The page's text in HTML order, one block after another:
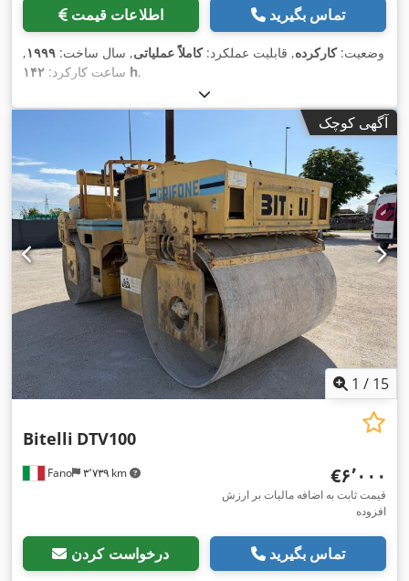
اطلاعات قیمت تماس بگیرید
وضعیت:کارکرده, قابلیت عملکرد:کاملاً عملیاتی, سال ساخت: ۱۹۹۹,
ساعت کارکرد: ۱۴۲ h,
آگهی کوچک
1 / 15
Fano ۳٬۷۳۹ km
Bitelli DTV100
‎€۶٬۰۰۰
قیمت ثابت به اضافه مالیات بر ارزش
افزوده
درخواست کردن تماس بگیرید